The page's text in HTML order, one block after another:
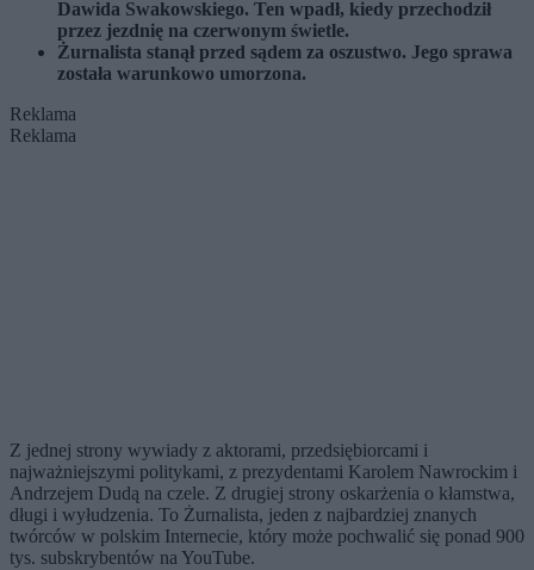
Dawida Swakowskiego. Ten wpadł, kiedy przechodził
przez jezdnię na czerwonym świetle.
Żurnalista stanął przed sądem za oszustwo. Jego sprawa
została warunkowo umorzona.
Reklama
Reklama
Z jednej strony wywiady z aktorami, przedsiębiorcami i
najważniejszymi politykami, z prezydentami Karolem Nawrockim i
Andrzejem Dudą na czele. Z drugiej strony oskarżenia o kłamstwa,
długi i wyłudzenia. To Żurnalista, jeden z najbardziej znanych
twórców w polskim Internecie, który może pochwalić się ponad 900
tys. subskrybentów na YouTube.